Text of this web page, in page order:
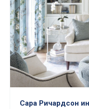
Сара Ричардсон